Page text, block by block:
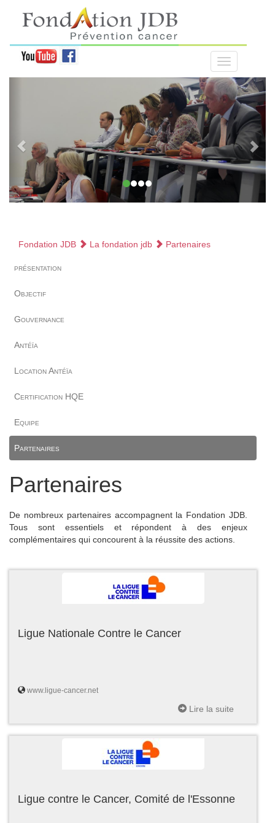
Fondation JDB La fondation jdb Partenaires
présentation
Objectif
Gouvernance
Antéïa
Location Antéïa
Certification HQE
Equipe
Partenaires
Partenaires
De nombreux partenaires accompagnent la Fondation JDB.
Tous sont essentiels et répondent à des enjeux
complémentaires qui concourent à la réussite des actions.
Ligue Nationale Contre le Cancer
www.ligue-cancer.net
Lire la suite
Ligue contre le Cancer, Comité de l'Essonne